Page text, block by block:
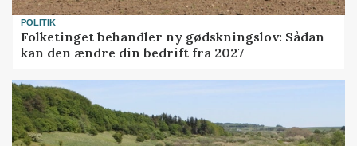
POLITIK
Folketinget behandler ny gødskningslov: Sådan
kan den ændre din bedrift fra 2027